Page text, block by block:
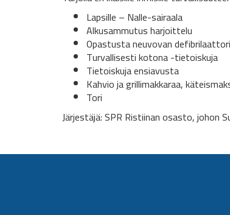
Lapsille – Nalle-sairaala
Alkusammutus harjoittelu
Opastusta neuvovan
Turvallisesti kotona -tietoiskuja
Tietoiskuja ensiavusta
Kahvio ja grillimakkaraa,
Tori
Järjestäjä: SPR Ristiinan osasto, johon